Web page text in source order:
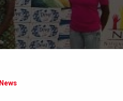
News